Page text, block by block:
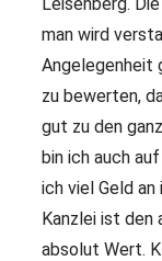
man wird
Angelegenheit
zu bewerten,
gut zu den
bin ich auch
ich viel Geld
Kanzlei ist den
absolut Wert.